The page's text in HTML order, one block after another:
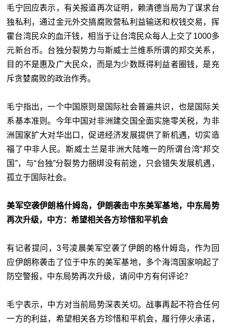
毛宁回应表示，有关报道再次证明，赖清德当局为了谋求台
独私利，通过金元外交搞腐败营私利益输送和权钱交易，挥
霍台湾民众的血汗钱，相当于让台湾民众每人上交了1000多
元新台币。台独分裂势力与斯威士兰维系所谓的邦交关系，
目的不是惠及广大民众，而是为少数既得利益者圈钱，是充
斥贪婪腐败的政治作秀。
毛宁指出，一个中国原则是国际社会普遍共识，也是国际关
系基本准则。今年中国对非洲建交国全面实施零关税，为非
洲国家扩大对华出口，促进经济发展提供了新机遇，切实造
福了中非人民。斯威士兰是非洲大陆唯一的所谓台湾“邦交
国”，与“台独”分裂势力捆绑没有前途，只会错失发展机遇，
孤立于国际社会。
美军空袭伊朗格什姆岛，伊朗袭击中东美军基地，中东局势
再次升级，中方：希望相关各方珍惜和平机会
有记者提问，3号凌晨美军空袭了伊朗的格什姆岛，作为回
应伊朗称袭击了位于中东的美军基地，多个海湾国家响起了
防空警报，中东局势再次升级，请问中方有何评论？
毛宁表示，中方对当前局势深表关切。战事再起不符合任何
一方的利益，希望相关各方珍惜和平机会，履行停火承诺，